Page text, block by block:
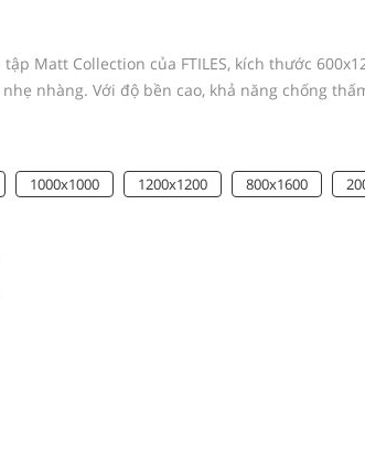
tập Matt Collection của FTILES, kích thước
nhàng. Với độ bền cao, khả năng chống
1000x1000 1200x1200 800x1600